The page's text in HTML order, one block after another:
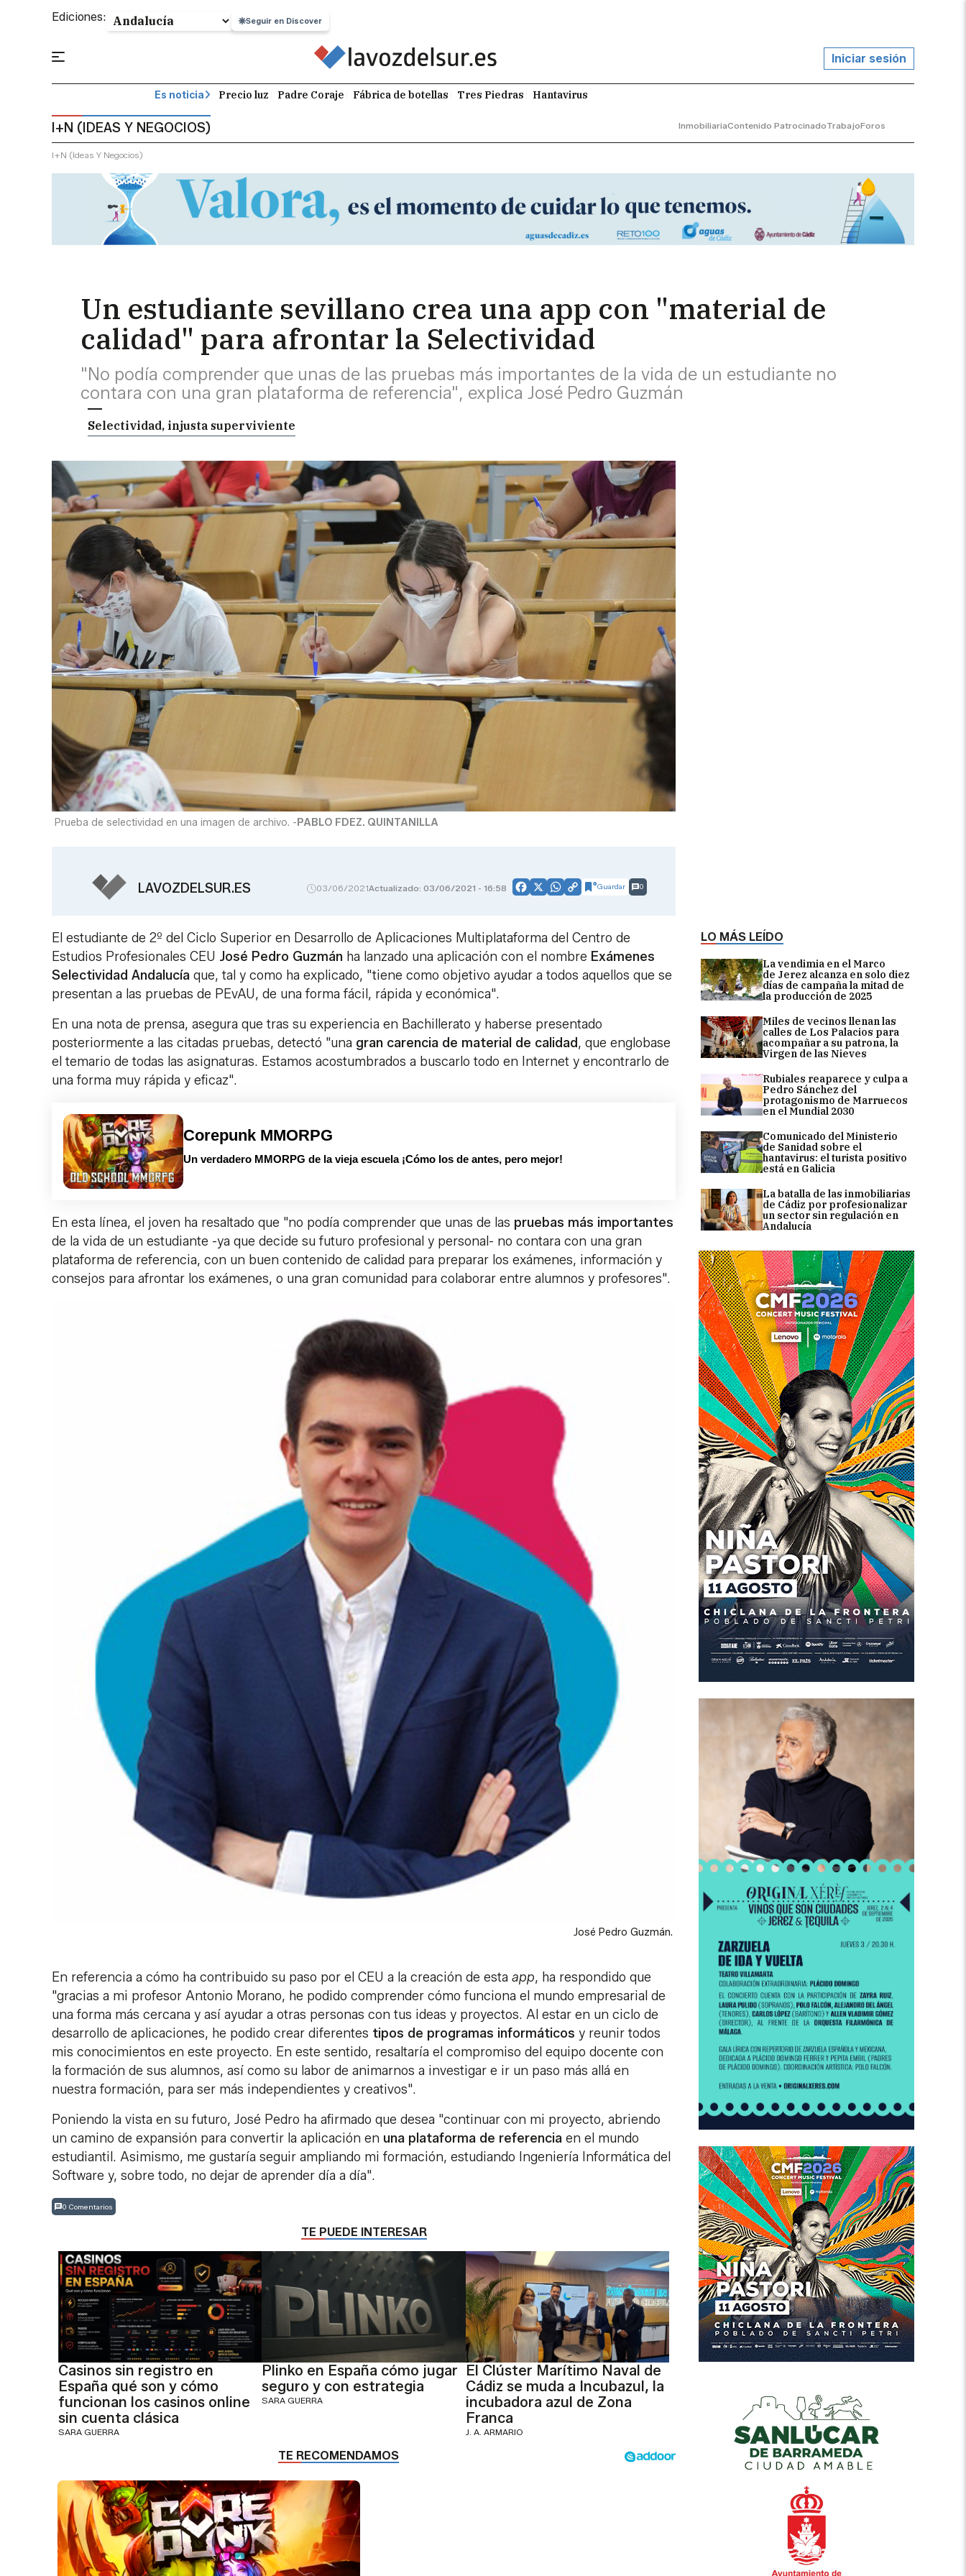
Ediciones: Seguir en Discover
Iniciar sesión
Es noticia Precio luz Padre Coraje Fábrica de botellas Tres Piedras Hantavirus
I+N (IDEAS Y NEGOCIOS) InmobiliariaContenido PatrocinadoTrabajoForos
I+n (ideas Y Negocios)
Un estudiante sevillano crea una app con "material de
calidad" para afrontar la Selectividad
"No podía comprender que unas de las pruebas más importantes de la vida de un estudiante no
contara con una gran plataforma de referencia", explica José Pedro Guzmán
Selectividad, injusta superviviente
LO MÁS LEÍDO
La vendimia en el Marco
de Jerez alcanza en solo diez
días de campaña la mitad de
la producción de 2025
Miles de vecinos llenan las
calles de Los Palacios para
acompañar a su patrona, la
Virgen de las Nieves
Rubiales reaparece y culpa a
Pedro Sánchez del
protagonismo de Marruecos
en el Mundial 2030
Comunicado del Ministerio
de Sanidad sobre el
hantavirus: el turista positivo
está en Galicia
La batalla de las inmobiliarias
de Cádiz por profesionalizar
un sector sin regulación en
Andalucía
Prueba de selectividad en una imagen de archivo. - PABLO FDEZ. QUINTANILLA
LAVOZDELSUR.ES 03/06/2021Actualizado: 03/06/2021 - 16:58 Facebook
X WhatsApp
CopyGuardar 0
El estudiante de 2º del Ciclo Superior en Desarrollo de Aplicaciones Multiplataforma del Centro de
Estudios Profesionales CEU José Pedro Guzmán ha lanzado una aplicación con el nombre Exámenes
Selectividad Andalucía que, tal y como ha explicado, "tiene como objetivo ayudar a todos aquellos que se
presentan a las pruebas de PEvAU, de una forma fácil, rápida y económica".
En una nota de prensa, asegura que tras su experiencia en Bachillerato y haberse presentado
posteriormente a las citadas pruebas, detectó "una gran carencia de material de calidad, que englobase
el temario de todas las asignaturas. Estamos acostumbrados a buscarlo todo en Internet y encontrarlo de
una forma muy rápida y eficaz".
Corepunk MMORPG
Un verdadero MMORPG de la vieja escuela ¡Cómo los de antes, pero mejor!
En esta línea, el joven ha resaltado que "no podía comprender que unas de las pruebas más importantes
de la vida de un estudiante -ya que decide su futuro profesional y personal- no contara con una gran
plataforma de referencia, con un buen contenido de calidad para preparar los exámenes, información y
consejos para afrontar los exámenes, o una gran comunidad para colaborar entre alumnos y profesores".
José Pedro Guzmán.
En referencia a cómo ha contribuido su paso por el CEU a la creación de esta app, ha respondido que
"gracias a mi profesor Antonio Morano, he podido comprender cómo funciona el mundo empresarial de
una forma más cercana y así ayudar a otras personas con tus ideas y proyectos. Al estar en un ciclo de
desarrollo de aplicaciones, he podido crear diferentes tipos de programas informáticos y reunir todos
mis conocimientos en este proyecto. En este sentido, resaltaría el compromiso del equipo docente con
la formación de sus alumnos, así como su labor de animarnos a investigar e ir un paso más allá en
nuestra formación, para ser más independientes y creativos".
Poniendo la vista en su futuro, José Pedro ha afirmado que desea "continuar con mi proyecto, abriendo
un camino de expansión para convertir la aplicación en una plataforma de referencia en el mundo
estudiantil. Asimismo, me gustaría seguir ampliando mi formación, estudiando Ingeniería Informática del
Software y, sobre todo, no dejar de aprender día a día".
0 Comentarios
TE PUEDE INTERESAR
Casinos sin registro en
España qué son y cómo
funcionan los casinos online
sin cuenta clásica
SARA GUERRA
Plinko en España cómo jugar
seguro y con estrategia
SARA GUERRA
El Clúster Marítimo Naval de
Cádiz se muda a Incubazul, la
incubadora azul de Zona
Franca
J. A. ARMARIO